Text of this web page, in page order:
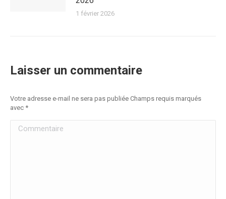
1 février 2026
Laisser un commentaire
Votre adresse e-mail ne sera pas publiée Champs requis marqués
avec *
Commentaire